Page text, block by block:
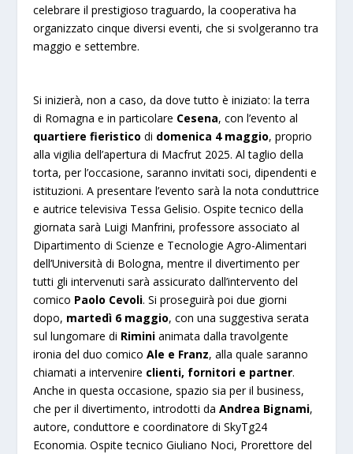
celebrare il prestigioso traguardo, la cooperativa ha
organizzato cinque diversi eventi, che si svolgeranno tra
maggio e settembre.
Si inizierà, non a caso, da dove tutto è iniziato: la terra
di Romagna e in particolare Cesena, con l’evento al
quartiere fieristico di domenica 4 maggio, proprio
alla vigilia dell’apertura di Macfrut 2025. Al taglio della
torta, per l’occasione, saranno invitati soci, dipendenti e
istituzioni. A presentare l’evento sarà la nota conduttrice
e autrice televisiva Tessa Gelisio. Ospite tecnico della
giornata sarà Luigi Manfrini, professore associato al
Dipartimento di Scienze e Tecnologie Agro-Alimentari
dell’Università di Bologna, mentre il divertimento per
tutti gli intervenuti sarà assicurato dall’intervento del
comico Paolo Cevoli. Si proseguirà poi due giorni
dopo, martedì 6 maggio, con una suggestiva serata
sul lungomare di Rimini animata dalla travolgente
ironia del duo comicoAle e Franz, alla quale saranno
chiamati a intervenire clienti, fornitori e partner.
Anche in questa occasione, spazio sia per il business,
che per il divertimento, introdotti daAndrea Bignami,
autore, conduttore e coordinatore di SkyTg24
Economia. Ospite tecnico Giuliano Noci, Prorettore del